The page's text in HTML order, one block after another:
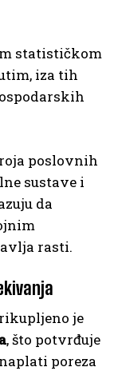
statističkom
iza tih
poslovnih
sustave i
da
rasti.
je
, što potvrđuje
poreza